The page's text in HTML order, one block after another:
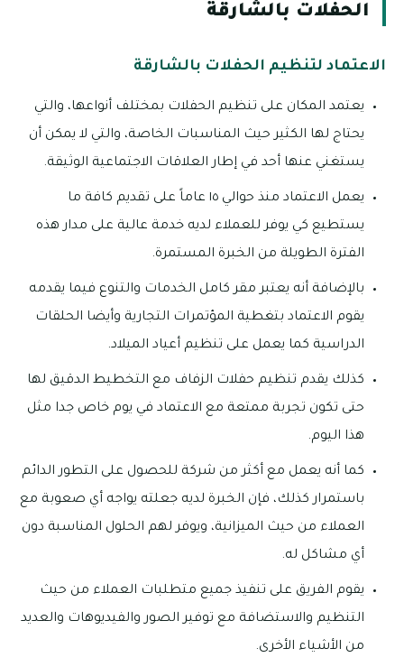
الحفلات بالشارقة
الاعتماد لتنظيم الحفلات بالشارقة
يعتمد المكان على تنظيم الحفلات بمختلف أنواعها، والتي
يحتاج لها الكثير حيث المناسبات الخاصة، والتي لا يمكن أن
يستغني عنها أحد في إطار العلاقات الاجتماعية الوثيقة.
يعمل الاعتماد منذ حوالي ١٥ عاماً على تقديم كافة ما
يستطيع كي يوفر للعملاء لديه خدمة عالية على مدار هذه
الفترة الطويلة من الخبرة المستمرة.
بالإضافة أنه يعتبر مقر كامل الخدمات والتنوع فيما يقدمه
يقوم الاعتماد بتغطية المؤتمرات التجارية وأيضا الحلقات
الدراسية كما يعمل على تنظيم أعياد الميلاد.
كذلك يقدم تنظيم حفلات الزفاف مع التخطيط الدقيق لها
حتى تكون تجربة ممتعة مع الاعتماد في يوم خاص جدا مثل
هذا اليوم.
كما أنه يعمل مع أكثر من شركة للحصول على التطور الدائم
باستمرار كذلك، فإن الخبرة لديه جعلته يواجه أي صعوبة مع
العملاء من حيث الميزانية، ويوفر لهم الحلول المناسبة دون
أي مشاكل له.
يقوم الفريق على تنفيذ جميع متطلبات العملاء من حيث
التنظيم والاستضافة مع توفير الصور والفيديوهات والعديد
من الأشياء الأخرى.